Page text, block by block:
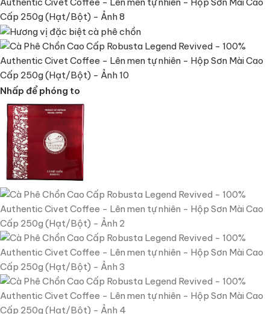
Nhấp để phóng to